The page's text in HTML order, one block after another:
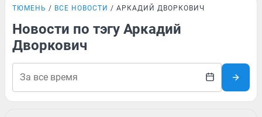
ТЮМЕНЬ ВСЕ НОВОСТИ АРКАДИЙ ДВОРКОВИЧ
Новости по тэгу Аркадий
Дворкович